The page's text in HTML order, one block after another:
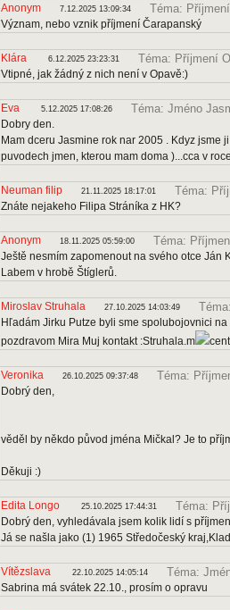
Anonym 7.12.2025 13:09:34 Téma:
Význam, nebo vznik příjmení Čarapanský
Klára 6.12.2025 23:23:31 Téma: Příjmení
Vtipné, jak žádný z nich není v Opavě:)
Eva 5.12.2025 17:08:26 Téma: Jméno
Dobry den.
Mam dceru Jasmine rok nar 2005 . Kdyz jsme
puvodech jmen, kterou mam doma )...cca v
Neuman filip 21.11.2025 18:17:01 Téma:
Znáte nejakeho Filipa Stráníka z HK?
Anonym 18.11.2025 05:59:00 Téma:
Ještě nesmím zapomenout na svého otce Ján
Labem v hrobě Štíglerů.
Miroslav Struhala 27.10.2025 14:03:49
Hľadám Jirku Putze byli sme spolubojovnici
pozdravom Mira Muj kontakt :Struhala.m
Veronika 26.10.2025 09:37:48 Téma:
Dobrý den,
věděl by někdo původ jména Mičkal? Je to
Děkuji :)
Edita Longo 25.10.2025 17:44:31 Téma:
Dobrý den, vyhledávala jsem kolik lidí s
Já se našla jako (1) 1965 Středočeský
Vítězslava 22.10.2025 14:05:14 Téma:
Sabrina má svátek 22.10., prosím o opravu